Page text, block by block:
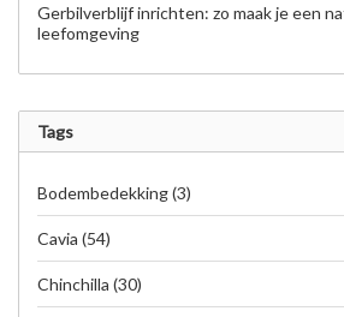
Gerbilverblijf inrichten: zo maak je een
leefomgeving
Tags
Bodembedekking(3)
Cavia (54)
Chinchilla (30)